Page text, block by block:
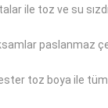
ile toz ve su
paslanmaz
toz boya ile tüm